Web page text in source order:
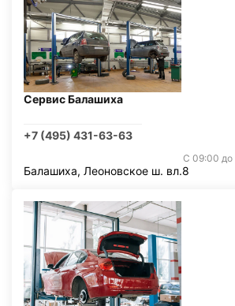
Сервис Балашиха
+7 (495) 431-63-63
С 09:00 до
Балашиха, Леоновское ш. вл.8